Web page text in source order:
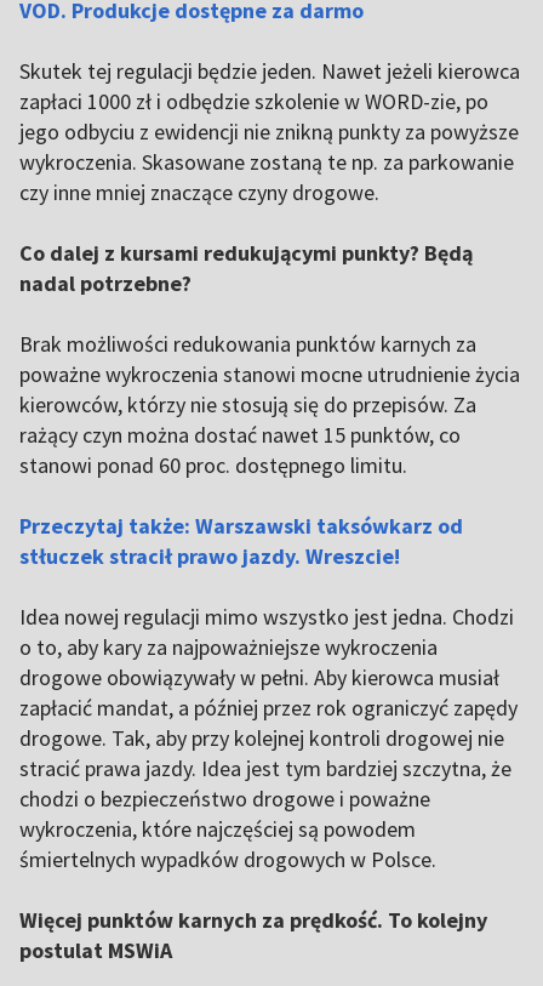
VOD. Produkcje dostępne za darmo
Skutek tej regulacji będzie jeden. Nawet jeżeli kierowca
zapłaci 1000 zł i odbędzie szkolenie w WORD-zie, po
jego odbyciu z ewidencji nie znikną punkty za powyższe
wykroczenia. Skasowane zostaną te np. za parkowanie
czy inne mniej znaczące czyny drogowe.
Co dalej z kursami redukującymi punkty? Będą
nadal potrzebne?
Brak możliwości redukowania punktów karnych za
poważne wykroczenia stanowi mocne utrudnienie życia
kierowców, którzy nie stosują się do przepisów. Za
rażący czyn można dostać nawet 15 punktów, co
stanowi ponad 60 proc. dostępnego limitu.
Przeczytaj także: Warszawski taksówkarz od
stłuczek stracił prawo jazdy. Wreszcie!
Idea nowej regulacji mimo wszystko jest jedna. Chodzi
o to, aby kary za najpoważniejsze wykroczenia
drogowe obowiązywały w pełni. Aby kierowca musiał
zapłacić mandat, a później przez rok ograniczyć zapędy
drogowe. Tak, aby przy kolejnej kontroli drogowej nie
stracić prawa jazdy. Idea jest tym bardziej szczytna, że
chodzi o bezpieczeństwo drogowe i poważne
wykroczenia, które najczęściej są powodem
śmiertelnych wypadków drogowych w Polsce.
Więcej punktów karnych za prędkość. To kolejny
postulat MSWiA